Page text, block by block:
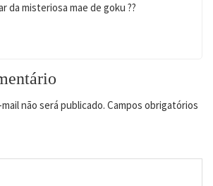
da misteriosa mae de goku ??
não será publicado. Campos obrigatórios